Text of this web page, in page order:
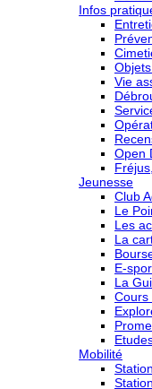
Infos
Vie
Open
Jeunesse
Club
Le
Les
La
E-
La
Cours
Mobilité